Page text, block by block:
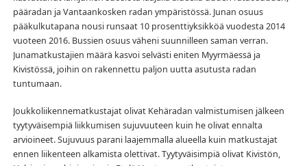
pääradan ja Vantaankosken radan ympäristössä. Junan osuus
pääkulkutapana nousi runsaat 10 prosenttiyksikköä vuodesta 2014
vuoteen 2016. Bussien osuus väheni suunnilleen saman verran.
Junamatkustajien määrä kasvoi selvästi eniten Myyrmäessä ja
Kivistössä, joihin on rakennettu paljon uutta asutusta radan
tuntumaan.
Joukkoliikennematkustajat olivat Kehäradan valmistumisen jälkeen
tyytyväisempiä liikkumisen sujuvuuteen kuin he olivat ennalta
arvioineet. Sujuvuus parani laajemmalla alueella kuin matkustajat
ennen liikenteen alkamista olettivat. Tyytyväisimpiä olivat Kivistön,